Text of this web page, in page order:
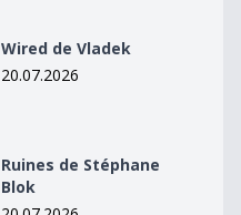
Wired de Vladek
20.07.2026
Ruines de Stéphane
Blok